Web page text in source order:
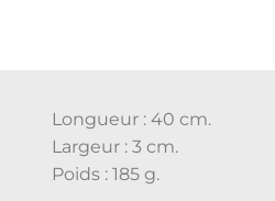
Longueur : 40 cm.
Largeur : 3 cm.
Poids : 185 g.